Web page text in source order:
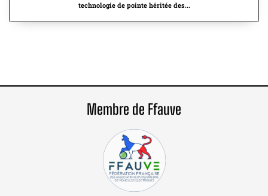
technologie de pointe héritée des...
Membre de Ffauve